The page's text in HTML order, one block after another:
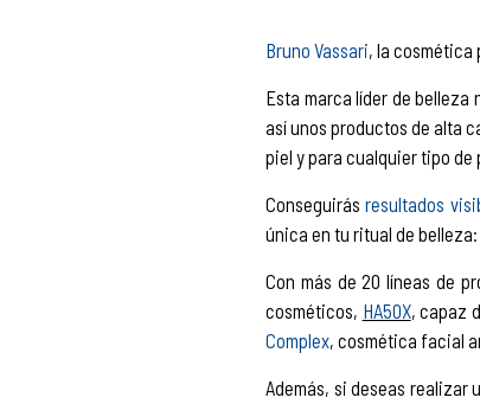
Bruno Vassari, la
Esta marca líder de belleza
así unos productos de alta
piel y para cualquier tipo de
Conseguirásresultados
única en tu ritual de
Con más de 20 líneas de
cosméticos, HA50X, capaz
Complex, cosmética facial
Además, si deseas realizar